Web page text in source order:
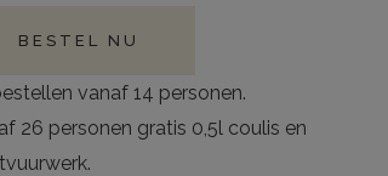
BESTEL NU
vanaf 14 personen.
26 personen gratis 0,5l coulis en